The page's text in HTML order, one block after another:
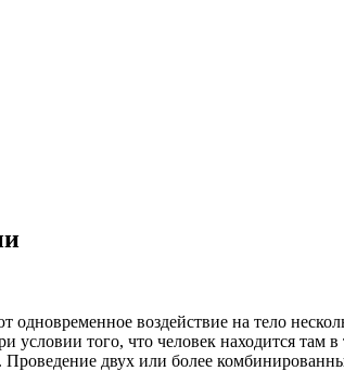
воздействие на тело
условии того, что человек находится
двух или более